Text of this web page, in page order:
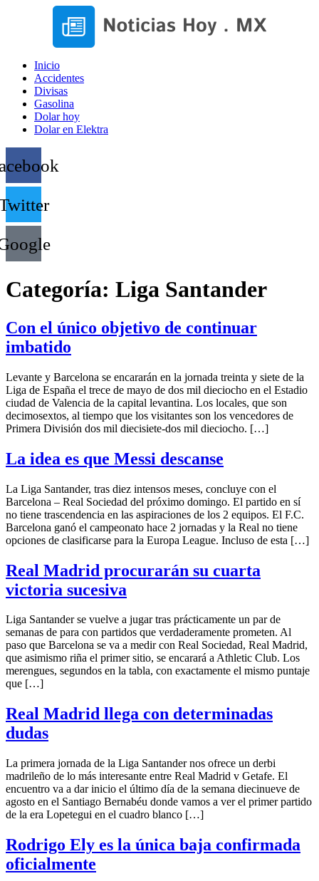
Inicio
Accidentes
Divisas
Gasolina
Dolar hoy
Dolar en Elektra
Categoría: Liga Santander
Con el único objetivo de continuar
imbatido
Levante y Barcelona se encararán en la jornada treinta y siete de la
Liga de España el trece de mayo de dos mil dieciocho en el Estadio
ciudad de Valencia de la capital levantina. Los locales, que son
decimosextos, al tiempo que los visitantes son los vencedores de
Primera División dos mil diecisiete-dos mil dieciocho. […]
La idea es que Messi descanse
La Liga Santander, tras diez intensos meses, concluye con el
Barcelona – Real Sociedad del próximo domingo. El partido en sí
no tiene trascendencia en las aspiraciones de los 2 equipos. El F.C.
Barcelona ganó el campeonato hace 2 jornadas y la Real no tiene
opciones de clasificarse para la Europa League. Incluso de esta […]
Real Madrid procurarán su cuarta
victoria sucesiva
Liga Santander se vuelve a jugar tras prácticamente un par de
semanas de para con partidos que verdaderamente prometen. Al
paso que Barcelona se va a medir con Real Sociedad, Real Madrid,
que asimismo riña el primer sitio, se encarará a Athletic Club. Los
merengues, segundos en la tabla, con exactamente el mismo puntaje
que […]
Real Madrid llega con determinadas
dudas
La primera jornada de la Liga Santander nos ofrece un derbi
madrileño de lo más interesante entre Real Madrid v Getafe. El
encuentro va a dar inicio el último día de la semana diecinueve de
agosto en el Santiago Bernabéu donde vamos a ver el primer partido
de la era Lopetegui en el cuadro blanco […]
Rodrigo Ely es la única baja confirmada
oficialmente